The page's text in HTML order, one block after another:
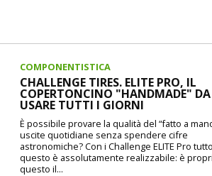
COMPONENTISTICA
CHALLENGE TIRES. ELITE PRO, IL
COPERTONCINO "HANDMADE" DA
USARE TUTTI I GIORNI
È possibile provare la qualità del “fatto a
uscite quotidiane senza spendere cifre
astronomiche? Con i Challenge ELITE Pro tutto
questo è assolutamente realizzabile: è
questo il...